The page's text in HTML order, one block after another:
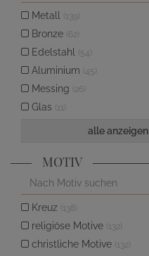
Metall (139)
Bronze (62)
Edelstahl (54)
Aluminium (45)
Messing (26)
Glas (11)
alle anzeigen
MOTIV
Kreuz (138)
religiöse Motive (132)
christliche Motive (132)